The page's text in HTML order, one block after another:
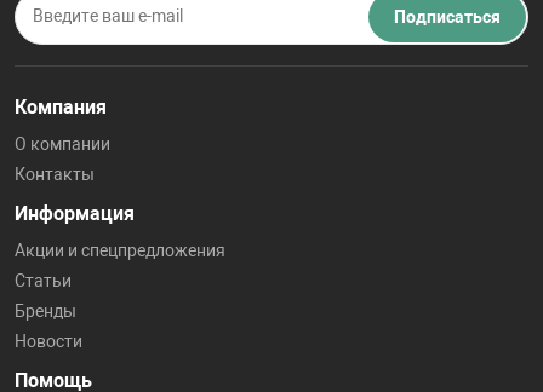
Подписаться
Компания
О компании
Контакты
Информация
Акции и спецпредложения
Статьи
Бренды
Новости
Помощь